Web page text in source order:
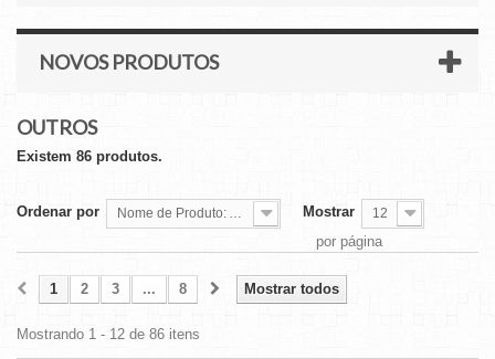
NOVOS PRODUTOS
OUTROS
Existem 86 produtos.
Ordenar por Nome de Produto: A a Z Mostrar 12
por página
Mostrar todos
1 2 3 ... 8
Mostrando 1 - 12 de 86 itens